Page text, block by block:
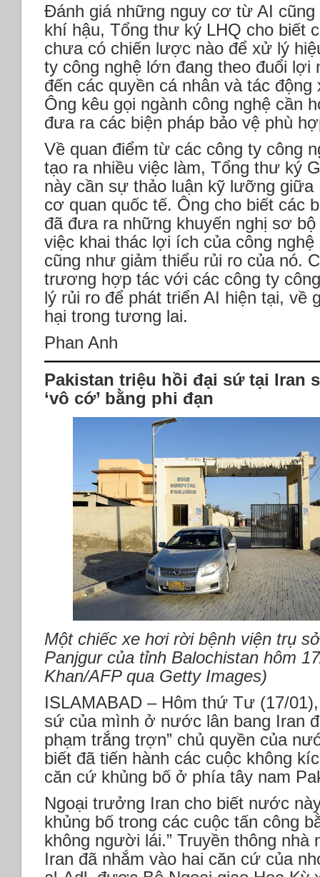
Đánh giá những nguy cơ từ AI
khí hậu, Tổng thư ký LHQ cho biết
chưa có chiến lược nào để xử lý
ty công nghệ lớn đang theo đuổi lợi
đến các quyền cá nhân và tác
Ông kêu gọi ngành công nghệ cần
đưa ra các biện pháp bảo vệ phù
Về quan điểm từ các công ty công
tạo ra nhiều việc làm, Tổng thư ký
này cần sự thảo luận kỹ lưỡng
cơ quan quốc tế. Ông cho biết các
đã đưa ra những khuyến nghị sơ
việc khai thác lợi ích của công
cũng như giảm thiểu rủi ro của nó.
trương hợp tác với các công ty
lý rủi ro để phát triển AI hiện tại, về
hại trong tương lai.
Phan Anh
Pakistan triệu hồi đại sứ tại Iran
‘vô cớ’ bằng phi đạn
Một chiếc xe hơi rời bệnh viện trụ
Panjgur của tỉnh Balochistan hôm
Khan/AFP qua Getty Images)
ISLAMABAD – Hôm thứ Tư (17/
sứ của mình ở nước lân bang Iran
phạm trắng trợn” chủ quyền của
biết đã tiến hành các cuộc không
căn cứ khủng bố ở phía tây nam
Ngoại trưởng Iran cho biết nước
khủng bố trong các cuộc tấn công
không người lái.” Truyền thông
Iran đã nhắm vào hai căn cứ của